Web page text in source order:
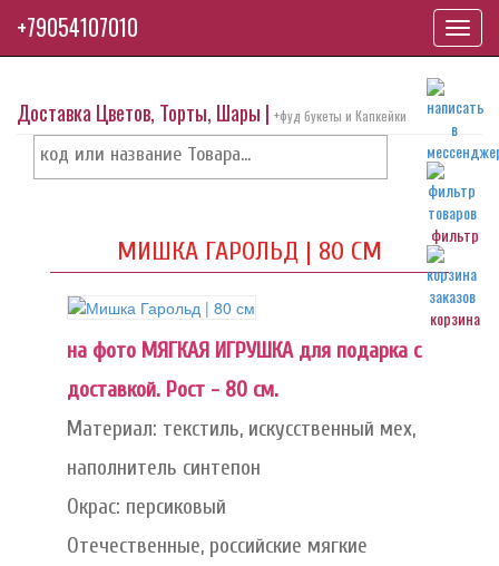
фильтр
корзина
Доставка Цветов, Торты, Шары | +фуд букеты и Капкейки
МИШКА ГАРОЛЬД | 80 СМ
на фото МЯГКАЯ ИГРУШКА для подарка с
доставкой. Рост - 80 см.
Материал: текстиль, искусственный мех,
наполнитель синтепон
Окрас: персиковый
Отечественные, российские мягкие
+79054107010